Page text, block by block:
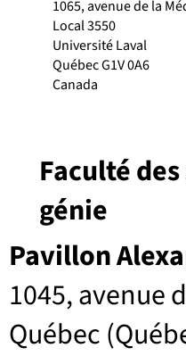
1065, avenue de la
Local 3550
Université Laval
Québec G1V 0A6
Canada
Pavillon
1045, avenue
Québec
Faculté
génie